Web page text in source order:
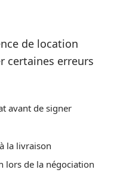
de location
certaines erreurs
avant de signer
la livraison
lors de la négociation